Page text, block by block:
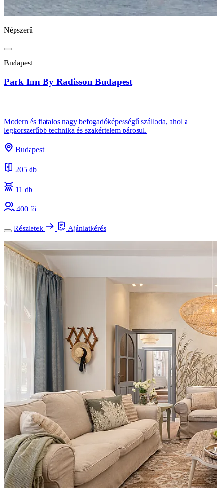
Népszerű
Budapest
Park Inn By Radisson Budapest
Modern és fiatalos nagy befogadóképességű szálloda, ahol a
legkorszerűbb technika és szakértelem párosul.
Budapest
205 db
11 db
400 fő
Részletek Ajánlatkérés